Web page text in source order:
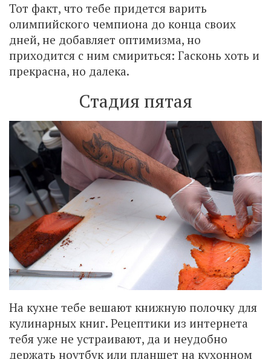
Тот факт, что тебе придется варить
олимпийского чемпиона до конца своих
дней, не добавляет оптимизма, но
приходится с ним смириться: Гасконь хоть и
прекрасна, но далека.
Стадия пятая
На кухне тебе вешают книжную полочку для
кулинарных книг. Рецептики из интернета
тебя уже не устраивают, да и неудобно
держать ноутбук или планшет на кухонном